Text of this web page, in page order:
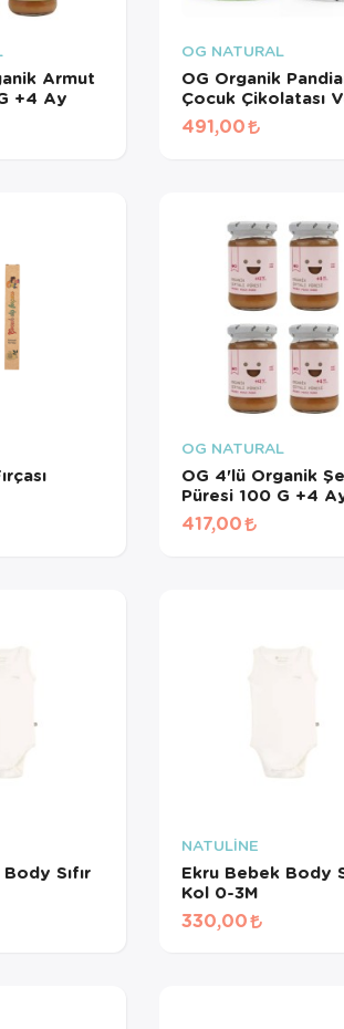
Armut
+4 Ay
OG NATURAL
OG Organik
Çocuk Çikolatası
OG Organik Bebek
Bisküvisi Seti
491,00
OG NATURAL
OG 4'lü Organik
Püresi 100 G +4
417,00
Sıfır
NATULİNE
Ekru Bebek Body
Kol 0-3M
330,00
GÜN